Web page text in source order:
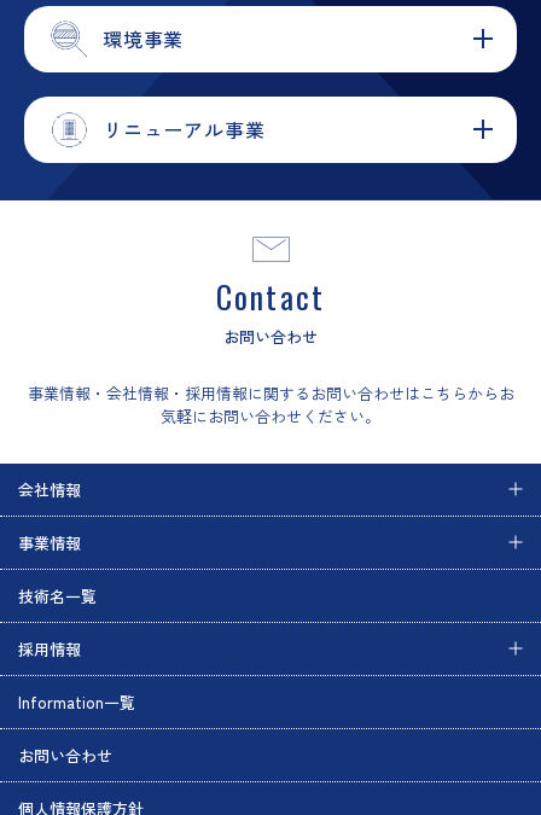
環境事業
リニューアル事業
Contact
お問い合わせ
事業情報・会社情報・採用情報に関するお問い合わせはこちらからお
気軽にお問い合わせください。
会社情報
事業情報
技術名一覧
採用情報
Information一覧
お問い合わせ
個人情報保護方針